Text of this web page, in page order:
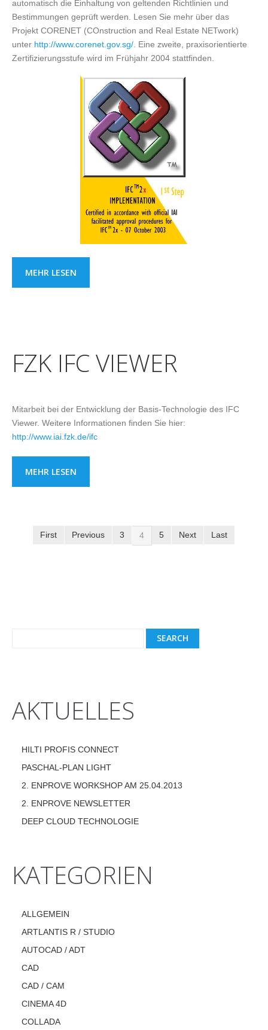
automatisch die Einhaltung von geltenden Richtlinien und
Bestimmungen geprüft werden. Lesen Sie mehr über das
Projekt CORENET (COnstruction and Real Estate NETwork)
unter http://www.corenet.gov.sg/ . Eine zweite, praxisorientierte
Zertifizierungsstufe wird im Frühjahr 2004 stattfinden.
MEHR LESEN
FZK IFC VIEWER
Mitarbeit bei der Entwicklung der Basis-Technologie des IFC
Viewer. Weitere Informationen finden Sie hier:
http://www.iai.fzk.de/ifc
MEHR LESEN
First Previous 3 4 5 Next Last
AKTUELLES
HILTI PROFIS CONNECT
PASCHAL-PLAN LIGHT
2. ENPROVE WORKSHOP AM 25.04.2013
2. ENPROVE NEWSLETTER
DEEP CLOUD TECHNOLOGIE
KATEGORIEN
ALLGEMEIN
ARTLANTIS R / STUDIO
AUTOCAD / ADT
CAD
CAD / CAM
CINEMA 4D
COLLADA